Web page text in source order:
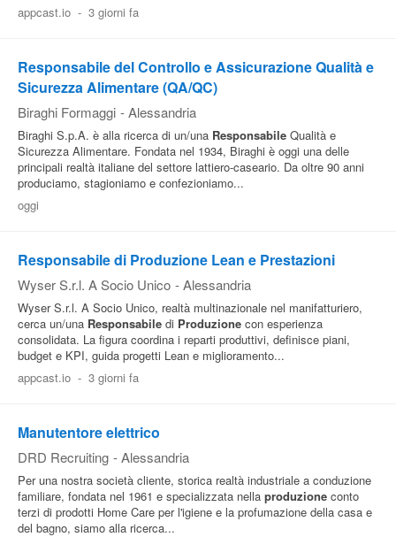
appcast.io - 3 giorni fa
Responsabile del Controllo e Assicurazione Qualità e
Sicurezza Alimentare (QA/QC)
Biraghi Formaggi - Alessandria
Biraghi S.p.A. è alla ricerca di un/una Responsabile Qualità e
Sicurezza Alimentare. Fondata nel 1934, Biraghi è oggi una delle
principali realtà italiane del settore lattiero-caseario. Da oltre 90 anni
produciamo, stagioniamo e confezioniamo...
oggi
Responsabile di Produzione Lean e Prestazioni
Wyser S.r.l. A Socio Unico - Alessandria
Wyser S.r.l. A Socio Unico, realtà multinazionale nel manifatturiero,
cerca un/una Responsabile di Produzione con esperienza
consolidata. La figura coordina i reparti produttivi, definisce piani,
budget e KPI, guida progetti Lean e miglioramento...
appcast.io - 3 giorni fa
Manutentore elettrico
DRD Recruiting - Alessandria
Per una nostra società cliente, storica realtà industriale a conduzione
familiare, fondata nel 1961 e specializzata nella produzione conto
terzi di prodotti Home Care per l'igiene e la profumazione della casa e
del bagno, siamo alla ricerca...